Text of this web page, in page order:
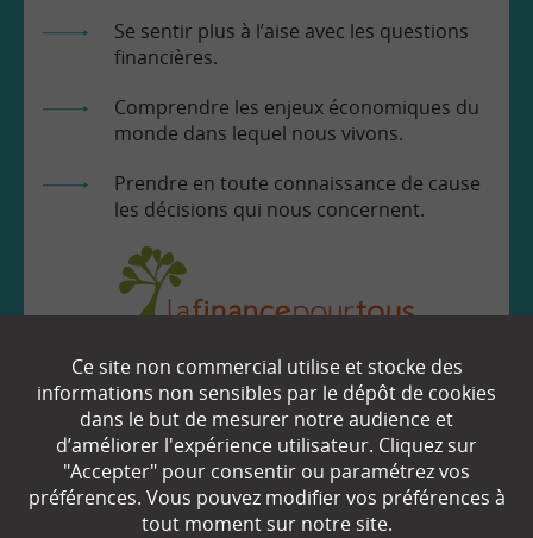
Se sentir plus à l’aise avec les questions
financières.
Comprendre les enjeux économiques du
monde dans lequel nous vivons.
Prendre en toute connaissance de cause
les décisions qui nous concernent.
EN SAVOIR
Qui sommes-nous ?
Partenaires
Ce site non commercial utilise et stocke des
informations non sensibles par le dépôt de cookies
dans le but de mesurer notre audience et
d’améliorer l'expérience utilisateur. Cliquez sur
"Accepter" pour consentir ou paramétrez vos
préférences. Vous pouvez modifier vos préférences à
tout moment sur notre site.